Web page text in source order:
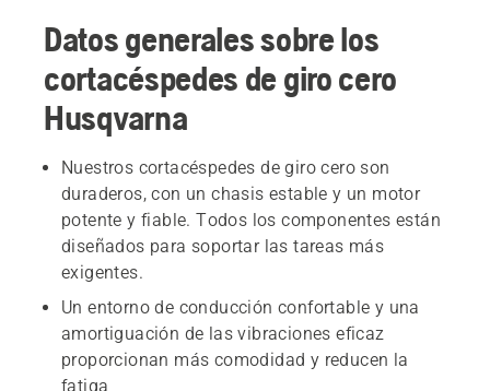
Datos generales sobre los
cortacéspedes de giro cero
Husqvarna
Nuestros cortacéspedes de giro cero son
duraderos, con un chasis estable y un motor
potente y fiable. Todos los componentes están
diseñados para soportar las tareas más
exigentes.
Un entorno de conducción confortable y una
amortiguación de las vibraciones eficaz
proporcionan más comodidad y reducen la
fatiga